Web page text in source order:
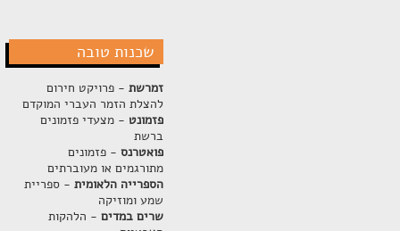
שכנות טובה
זמרשת- פרויקט חירום
להצלת הזמר העברי המוקדם
פזמונט - מצעדי פזמונים
ברשת
פואטרנס- פזמונים
מתורגמים או מעוברתים
הספרייה הלאומית- ספריית
שמע ומוזיקה
שרים במדים- הלהקות